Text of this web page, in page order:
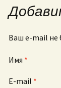
Ваш e-mail не
Имя *
E-mail *